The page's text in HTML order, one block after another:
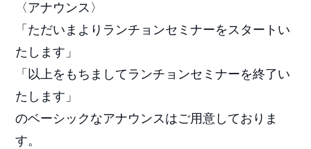
〈アナウンス〉
「ただいまよりランチョンセミナーをスタートい
たします」
「以上をもちましてランチョンセミナーを終了い
たします」
のベーシックなアナウンスはご用意しておりま
す。